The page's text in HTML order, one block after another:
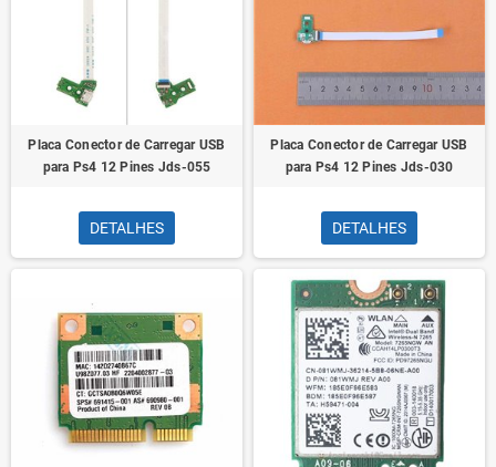
Placa Conector de Carregar USB
para Ps4 12 Pines Jds-055
DETALHES
Placa Conector de Carregar USB
para Ps4 12 Pines Jds-030
DETALHES